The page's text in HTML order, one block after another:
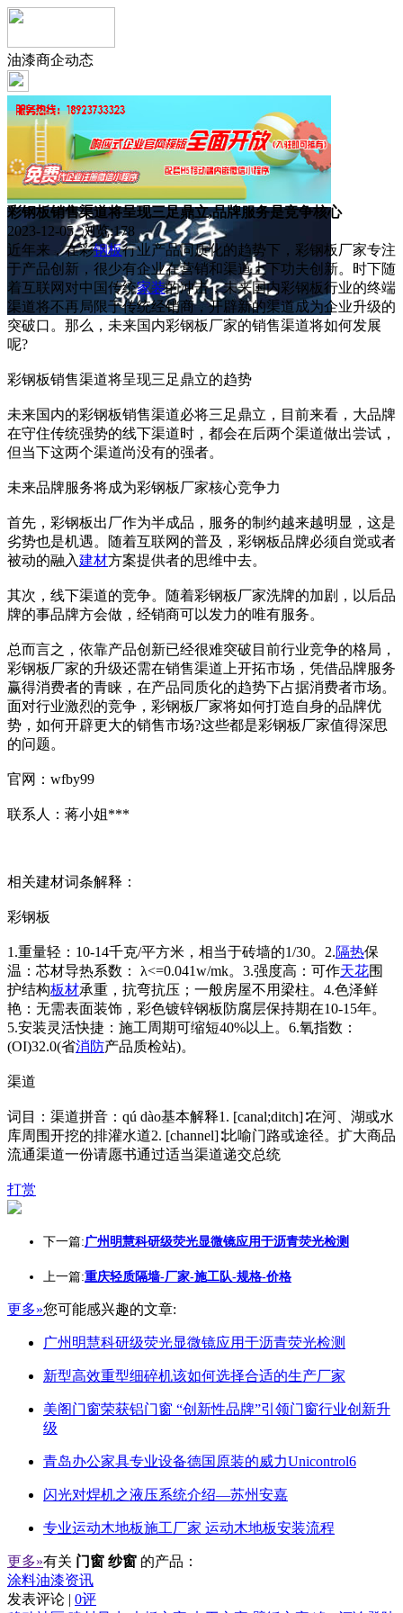
油漆商企动态
彩钢板销售渠道将呈现三足鼎立,品牌服务是竞争核心
2023-12-05 浏览:178
近年来，在彩钢板行业产品同质化的趋势下，彩钢板厂家专注
于产品创新，很少有企业在营销和渠道上下功夫创新。时下随
着互联网对中国传统家装的冲击，未来国内彩钢板行业的终端
渠道将不再局限于传统经销商，开辟新的渠道成为企业升级的
突破口。那么，未来国内彩钢板厂家的销售渠道将如何发展
呢?
彩钢板销售渠道将呈现三足鼎立的趋势
未来国内的彩钢板销售渠道必将三足鼎立，目前来看，大品牌
在守住传统强势的线下渠道时，都会在后两个渠道做出尝试，
但当下这两个渠道尚没有的强者。
未来品牌服务将成为彩钢板厂家核心竞争力
首先，彩钢板出厂作为半成品，服务的制约越来越明显，这是
劣势也是机遇。随着互联网的普及，彩钢板品牌必须自觉或者
被动的融入建材方案提供者的思维中去。
其次，线下渠道的竞争。随着彩钢板厂家洗牌的加剧，以后品
牌的事品牌方会做，经销商可以发力的唯有服务。
总而言之，依靠产品创新已经很难突破目前行业竞争的格局，
彩钢板厂家的升级还需在销售渠道上开拓市场，凭借品牌服务
赢得消费者的青睐，在产品同质化的趋势下占据消费者市场。
面对行业激烈的竞争，彩钢板厂家将如何打造自身的品牌优
势，如何开辟更大的销售市场?这些都是彩钢板厂家值得深思
的问题。
官网：wfby99
联系人：蒋小姐***
相关建材词条解释：
彩钢板
1.重量轻：10-14千克/平方米，相当于砖墙的1/30。2.隔热保
温：芯材导热系数： λ<=0.041w/mk。3.强度高：可作天花围
护结构板材承重，抗弯抗压；一般房屋不用梁柱。4.色泽鲜
艳：无需表面装饰，彩色镀锌钢板防腐层保持期在10-15年。
5.安装灵活快捷：施工周期可缩短40%以上。6.氧指数：
(OI)32.0(省消防产品质检站)。
渠道
词目：渠道拼音：qú dào基本解释1. [canal;ditch]∶在河、湖或水
库周围开挖的排灌水道2. [channel]∶比喻门路或途径。扩大商品
流通渠道一份请愿书通过适当渠道递交总统
打赏
下一篇:广州明慧科研级荧光显微镜应用于沥青荧光检测
上一篇:重庆轻质隔墙-厂家-施工队-规格-价格
更多»您可能感兴趣的文章:
广州明慧科研级荧光显微镜应用于沥青荧光检测
新型高效重型细碎机该如何选择合适的生产厂家
美阁门窗荣获铝门窗 “创新性品牌”引领门窗行业创新升
级
青岛办公家具专业设备德国原装的威力Unicontrol6
闪光对焊机之液压系统介绍—苏州安嘉
专业运动木地板施工厂家 运动木地板安装流程
更多»有关 门窗 纱窗 的产品：
涂料油漆资讯
发表评论 | 0评